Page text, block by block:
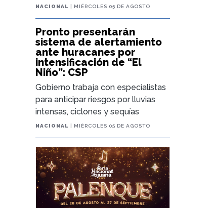
NACIONAL | MIÉRCOLES 05 DE AGOSTO
Pronto presentarán
sistema de alertamiento
ante huracanes por
intensificación de “El
Niño”: CSP
Gobierno trabaja con especialistas
para anticipar riesgos por lluvias
intensas, ciclones y sequías
NACIONAL | MIÉRCOLES 05 DE AGOSTO